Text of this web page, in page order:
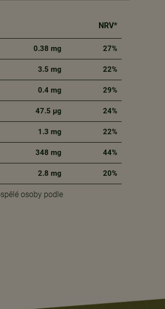
NRV*
0.38 mg 27%
3.5 mg 22%
0.4 mg 29%
47.5 μg 24%
1.3 mg 22%
348 mg 44%
2.8 mg 20%
osoby podle